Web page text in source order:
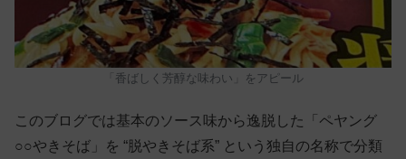
「香ばしく芳醇な味わい」をアピール
このブログでは基本のソース味から逸脱した「ペヤング
○○やきそば」を “脱やきそば系” という独自の名称で分類